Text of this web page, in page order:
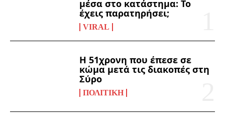
μέσα στο κατάστημα: Το
έχεις παρατηρήσει;
VIRAL
Η 51χρονη που έπεσε σε
κώμα μετά τις διακοπές στη
Σύρο
ΠΟΛΙΤΙΚΉ